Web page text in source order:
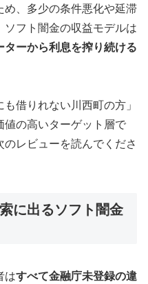
め、多少の条件悪化や延滞
フト闇金の収益モデルは
ターから利息を搾り続ける
借りれない川西町の方」
値の高いターゲット層で
レビューを読んでくださ
に出るソフト闇金
はすべて金融庁未登録の違